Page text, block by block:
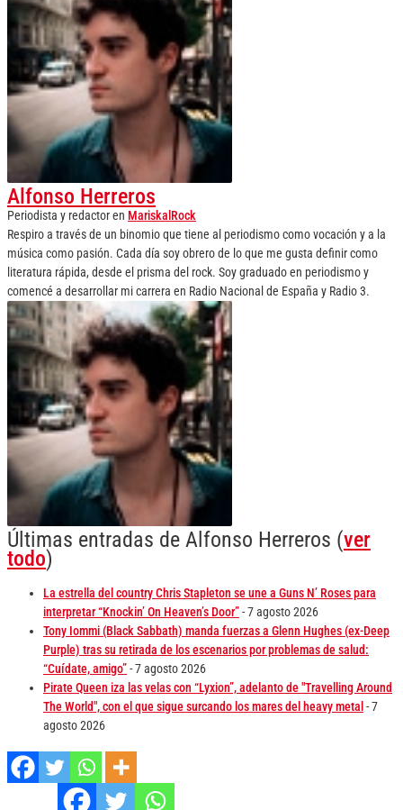
Alfonso Herreros
Periodista y redactoren MariskalRock
Respiro a través de un binomio que tiene al periodismo como vocación y a la
música como pasión. Cada día soy obrero de lo que me gusta definir como
literatura rápida, desde el prisma del rock. Soy graduado en periodismo y
comencé a desarrollar mi carrera en Radio Nacional de España y Radio 3.
Últimas entradas de Alfonso Herreros (ver
todo)
La estrella del country Chris Stapleton se une a Guns N’ Roses para
interpretar “Knockin’ On Heaven’s Door”- 7 agosto 2026
Tony Iommi (Black Sabbath) manda fuerzas a Glenn Hughes (ex-Deep
Purple) tras su retirada de los escenarios por problemas de salud:
“Cuídate, amigo”- 7 agosto 2026
Pirate Queen iza las velas con “Lyxion”, adelanto de "Travelling Around
The World", con el que sigue surcando los mares del heavy metal - 7
agosto 2026